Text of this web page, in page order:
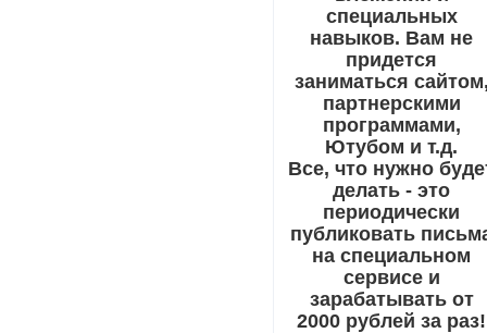
специальных
навыков. Вам не
придется
заниматься
партнерскими
программами,
Ютубом и т.д.
Все, что нужно
делать - это
периодически
публиковать
на специальном
сервисе и
зарабатывать от
2000 рублей за раз!